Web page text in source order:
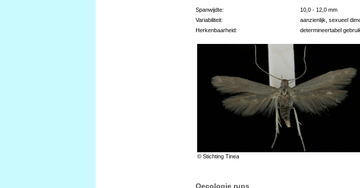
Spanwijdte:
10,0 - 12,0 mm
Variabiliteit:
aanzienlijk, sexueel
Herkenbaarheid:
determineertabel
© Stichting Tinea
Oecologie rups